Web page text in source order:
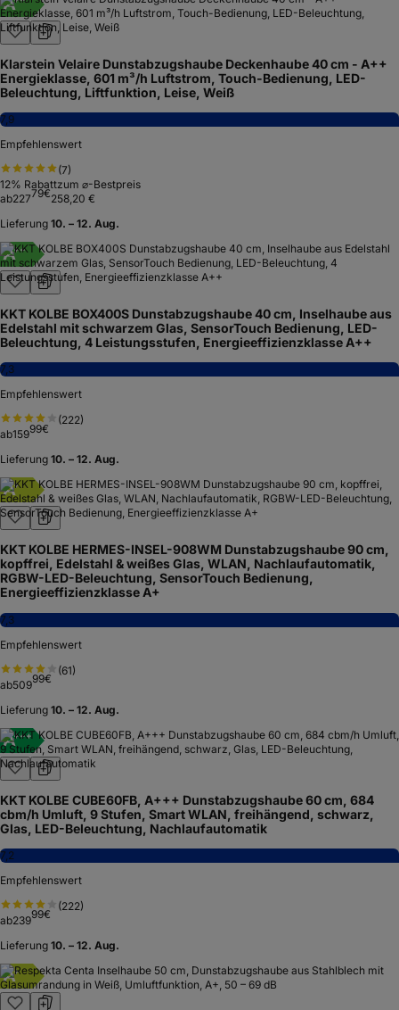
Klarstein Velaire Dunstabzugshaube Deckenhaube 40 cm - A++
Energieklasse, 601 m³/h Luftstrom, Touch-Bedienung, LED-
Beleuchtung, Liftfunktion, Leise, Weiß
7,9
Empfehlenswert
(7)
12% Rabattzum ⌀-Bestpreis
ab22779€258,20 €
Lieferung 10. – 12. Aug.
A++
KKT KOLBE BOX400S Dunstabzugshaube 40 cm, Inselhaube aus
Edelstahl mit schwarzem Glas, SensorTouch Bedienung, LED-
Beleuchtung, 4 Leistungsstufen, Energieeffizienzklasse A++
7,3
Empfehlenswert
(222)
ab15999€
Lieferung 10. – 12. Aug.
A+
KKT KOLBE HERMES-INSEL-908WM Dunstabzugshaube 90 cm,
kopffrei, Edelstahl & weißes Glas, WLAN, Nachlaufautomatik,
RGBW-LED-Beleuchtung, SensorTouch Bedienung,
Energieeffizienzklasse A+
7,3
Empfehlenswert
(61)
ab50999€
Lieferung 10. – 12. Aug.
A+++
KKT KOLBE CUBE60FB, A+++ Dunstabzugshaube 60 cm, 684
cbm/h Umluft, 9 Stufen, Smart WLAN, freihängend, schwarz,
Glas, LED-Beleuchtung, Nachlaufautomatik
7,2
Empfehlenswert
(222)
ab23999€
Lieferung 10. – 12. Aug.
A+